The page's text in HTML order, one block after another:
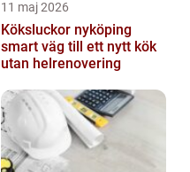
11 maj 2026
Köksluckor nyköping
smart väg till ett nytt kök
utan helrenovering